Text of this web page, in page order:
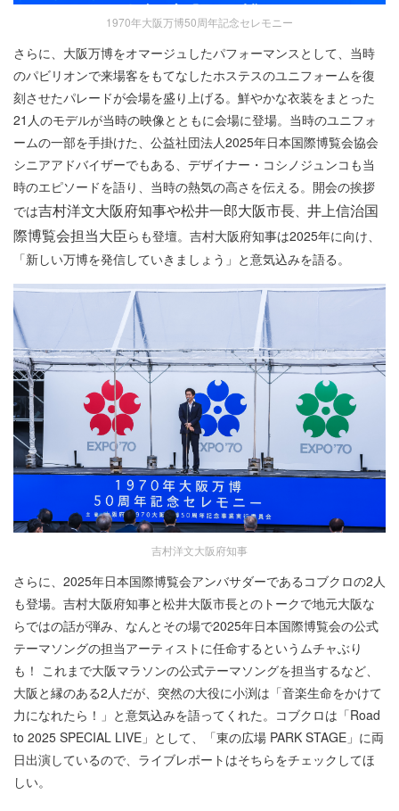
1970年大阪万博50周年記念セレモニー
さらに、大阪万博をオマージュしたパフォーマンスとして、当時
のパビリオンで来場客をもてなしたホステスのユニフォームを復
刻させたパレードが会場を盛り上げる。鮮やかな衣装をまとった
21人のモデルが当時の映像とともに会場に登場。当時のユニフォ
ームの一部を手掛けた、公益社団法人2025年日本国際博覧会協会
シニアアドバイザーでもある、デザイナー・コシノジュンコも当
時のエピソードを語り、当時の熱気の高さを伝える。開会の挨拶
では吉村洋文大阪府知事や松井一郎大阪市長、 井上信治国
際博覧会担当大臣らも登壇。吉村大阪府知事は2025年に向け、
「新しい万博を発信していきましょう」と意気込みを語る。
吉村洋文大阪府知事
さらに、2025年日本国際博覧会アンバサダーであるコブクロの2人
も登場。吉村大阪府知事と松井大阪市長とのトークで地元大阪な
らではの話が弾み、なんとその場で2025年日本国際博覧会の公式
テーマソングの担当アーティストに任命するというムチャぶり
も！ これまで大阪マラソンの公式テーマソングを担当するなど、
大阪と縁のある2人だが、突然の大役に小渕は「音楽生命をかけて
力になれたら！」と意気込みを語ってくれた。コブクロは「Road
to 2025 SPECIAL LIVE」として、「東の広場 PARK STAGE」に両
日出演しているので、ライブレポートはそちらをチェックしてほ
しい。